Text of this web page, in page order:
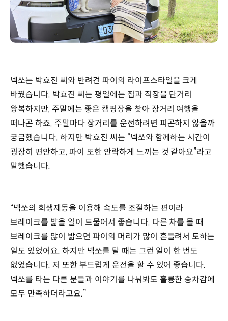
넥쏘는 박효진 씨와 반려견 파이의 라이프스타일을 크게
바꿨습니다. 박효진 씨는 평일에는 집과 직장을 단거리
왕복하지만, 주말에는 좋은 캠핑장을 찾아 장거리 여행을
떠나곤 하죠. 주말마다 장거리를 운전하려면 피곤하지 않을까
궁금했습니다. 하지만 박효진 씨는 “넥쏘와 함께하는 시간이
굉장히 편안하고, 파이 또한 안락하게 느끼는 것 같아요”라고
말했습니다.
“넥쏘의 회생제동을 이용해 속도를 조절하는 편이라
브레이크를 밟을 일이 드물어서 좋습니다. 다른 차를 몰 때
브레이크를 많이 밟으면 파이의 머리가 많이 흔들려서 토하는
일도 있었어요. 하지만 넥쏘를 탈 때는 그런 일이 한 번도
없었습니다. 저 또한 부드럽게 운전을 할 수 있어 좋습니다.
넥쏘를 타는 다른 분들과 이야기를 나눠봐도 훌륭한 승차감에
모두 만족하더라고요.”